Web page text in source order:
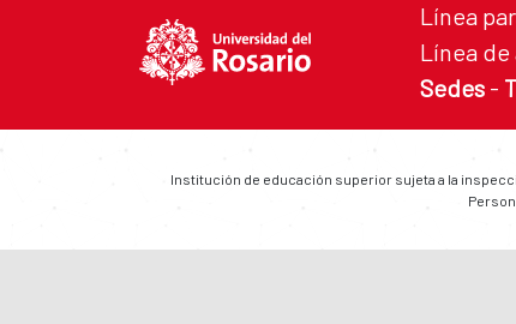
Línea
Línea de
Sedes -
Institución de educación superior sujeta a la